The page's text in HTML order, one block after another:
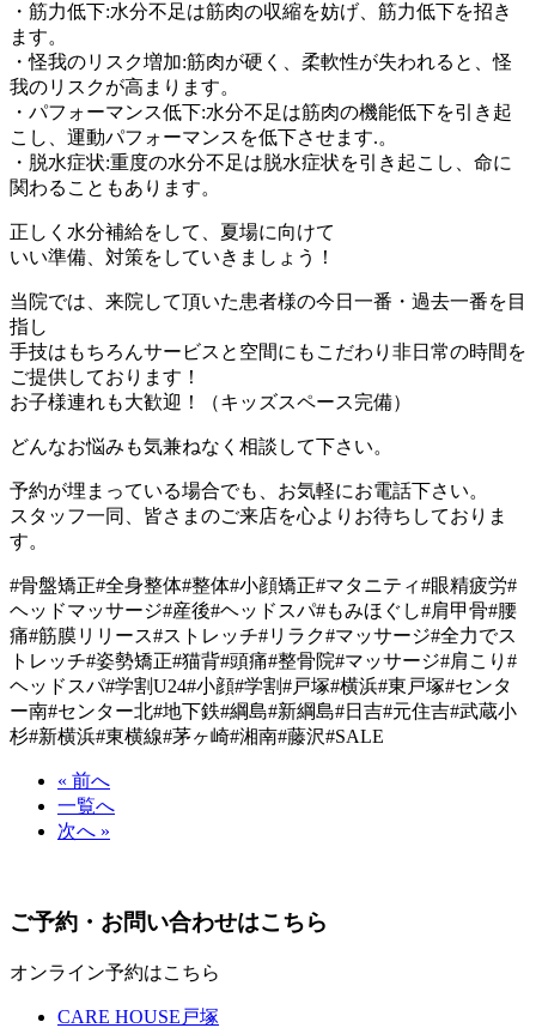
・筋力低下:水分不足は筋肉の収縮を妨げ、筋力低下を招き
ます。
・怪我のリスク増加:筋肉が硬く、柔軟性が失われると、怪
我のリスクが高まります。
・パフォーマンス低下:水分不足は筋肉の機能低下を引き起
こし、運動パフォーマンスを低下させます.。
・脱水症状:重度の水分不足は脱水症状を引き起こし、命に
関わることもあります。
正しく水分補給をして、夏場に向けて
いい準備、対策をしていきましょう！
当院では、来院して頂いた患者様の今日一番・過去一番を目
指し
手技はもちろんサービスと空間にもこだわり非日常の時間を
ご提供しております！
お子様連れも大歓迎！（キッズスペース完備）
どんなお悩みも気兼ねなく相談して下さい。
予約が埋まっている場合でも、お気軽にお電話下さい。
スタッフ一同、皆さまのご来店を心よりお待ちしておりま
す。
#骨盤矯正#全身整体#整体#小顔矯正#マタニティ#眼精疲労#
ヘッドマッサージ#産後#ヘッドスパ#もみほぐし#肩甲骨#腰
痛#筋膜リリース#ストレッチ#リラク#マッサージ#全力でス
トレッチ#姿勢矯正#猫背#頭痛#整骨院#マッサージ#肩こり#
ヘッドスパ#学割U24#小顔#学割#戸塚#横浜#東戸塚#センタ
ー南#センター北#地下鉄#綱島#新綱島#日吉#元住吉#武蔵小
杉#新横浜#東横線#茅ヶ崎#湘南#藤沢#SALE
« 前へ
一覧へ
次へ »
ご予約・お問い合わせはこちら
オンライン予約はこちら
CARE HOUSE戸塚